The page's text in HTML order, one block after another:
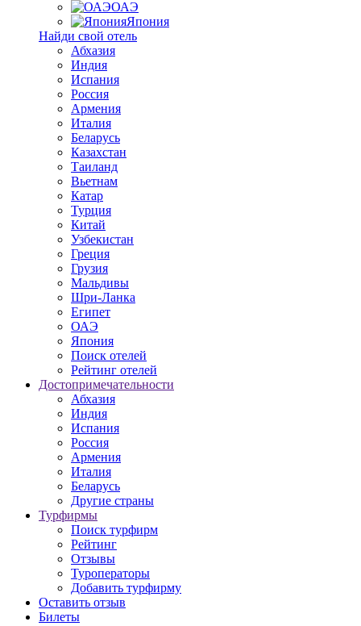
ОАЭ
Япония
Найди свой отель
Абхазия
Индия
Испания
Россия
Армения
Италия
Беларусь
Казахстан
Таиланд
Вьетнам
Катар
Турция
Китай
Узбекистан
Греция
Грузия
Мальдивы
Шри-Ланка
Египет
ОАЭ
Япония
Поиск отелей
Рейтинг отелей
Достопримечательности
Абхазия
Индия
Испания
Россия
Армения
Италия
Беларусь
Другие страны
Турфирмы
Поиск турфирм
Рейтинг
Отзывы
Туроператоры
Добавить турфирму
Оставить отзыв
Билеты